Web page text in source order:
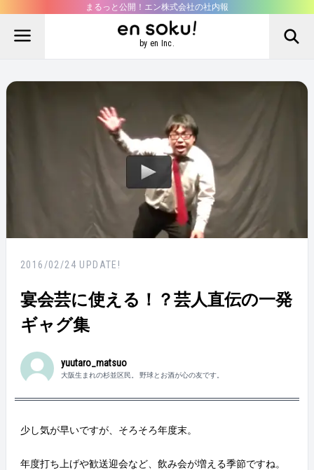
まるっと公開！エン株式会社の社内報
by en Inc.
2016/02/24 UPDATE!
宴会芸に使える！？芸人直伝の一発
ギャグ集
yuutaro_matsuo
大阪生まれの杉並区民。 野球とお酒が心の友です。
少し気が早いですが、そろそろ年度末。
年度打ち上げや歓送迎会など、飲み会が増える季節ですね。